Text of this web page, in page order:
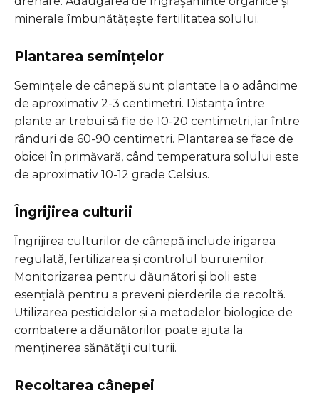
minerale îmbunătățește fertilitatea solului.
Plantarea semințelor
Semințele de cânepă sunt plantate la o adâncime
de aproximativ 2-3 centimetri. Distanța între
plante ar trebui să fie de 10-20 centimetri, iar între
rânduri de 60-90 centimetri. Plantarea se face de
obicei în primăvară, când temperatura solului este
de aproximativ 10-12 grade Celsius.
Îngrijirea culturii
Îngrijirea culturilor de cânepă include irigarea
regulată, fertilizarea și controlul buruienilor.
Monitorizarea pentru dăunători și boli este
esențială pentru a preveni pierderile de recoltă.
Utilizarea pesticidelor și a metodelor biologice de
combatere a dăunătorilor poate ajuta la
menținerea sănătății culturii.
Recoltarea cânepei